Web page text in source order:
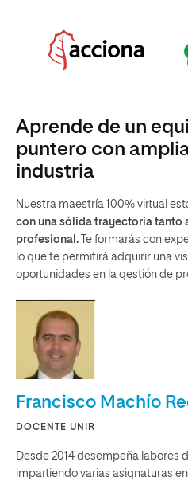
Aprende de un
puntero con
industria
Nuestra maestría 100% virtual
con una sólida trayectoria tanto
profesional. Te formarás con
lo que te permitirá adquirir una
oportunidades en la gestión de
Francisco Machío
DOCENTE UNIR
Desde 2014 desempeña labores
impartiendo varias asignaturas